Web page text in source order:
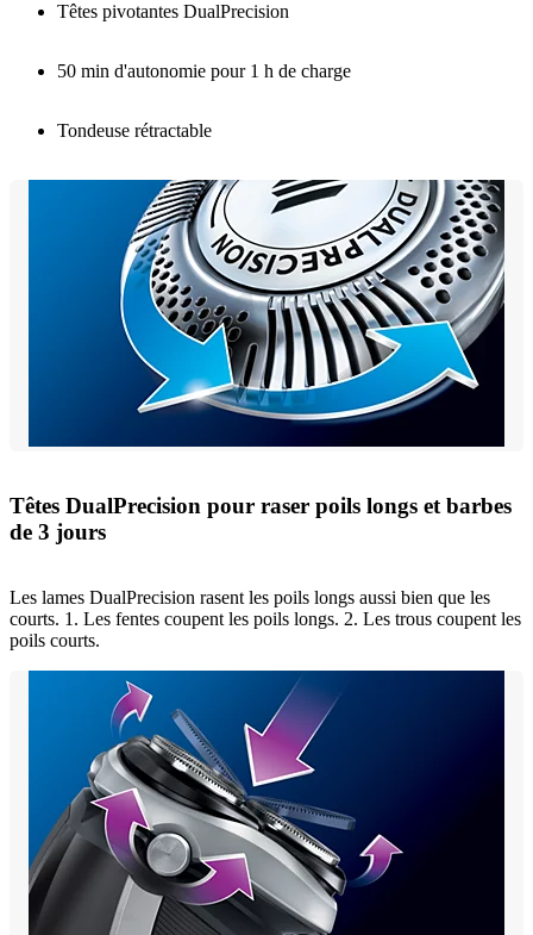
Têtes pivotantes DualPrecision
50 min d'autonomie pour 1 h de charge
Tondeuse rétractable
Têtes DualPrecision pour raser poils longs et barbes
de 3 jours
Les lames DualPrecision rasent les poils longs aussi bien que les
courts. 1. Les fentes coupent les poils longs. 2. Les trous coupent les
poils courts.